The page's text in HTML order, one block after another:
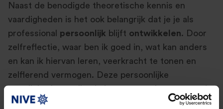
Naast de benodigde theoretische kennis en
vaardigheden is het ook belangrijk dat je je als
professional persoonlijk blijft ontwikkelen. Door
zelfreflectie, waar ben ik goed in, wat kan anders
en kan ik hiervan leren, veerkracht te tonen en
zelflerend vermogen. Deze persoonlijke
vaardigheden stellen je in staat om door te gaan in
een verbeterde versie van jezelf. Tijdens onze